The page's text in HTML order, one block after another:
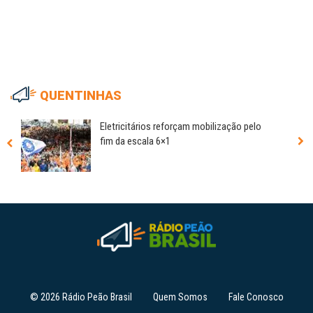
QUENTINHAS
Eletricitários reforçam mobilização pelo
fim da escala 6×1
© 2026 Rádio Peão Brasil Quem Somos Fale Conosco